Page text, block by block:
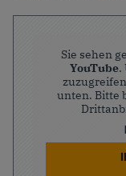
Sie sehen
YouTube.
unten. Bitte